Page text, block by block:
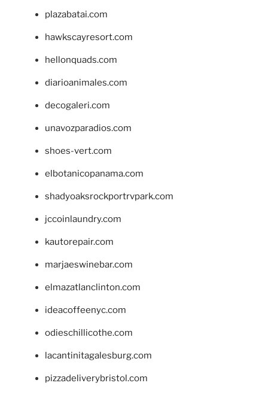
plazabatai.com
hawkscayresort.com
hellonquads.com
diarioanimales.com
decogaleri.com
unavozparadios.com
shoes-vert.com
elbotanicopanama.com
shadyoaksrockportrvpark.com
jccoinlaundry.com
kautorepair.com
marjaeswinebar.com
elmazatlanclinton.com
ideacoffeenyc.com
odieschillicothe.com
lacantinitagalesburg.com
pizzadeliverybristol.com